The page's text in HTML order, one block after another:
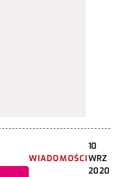
WIADOMOŚCI
10
WRZ
2020